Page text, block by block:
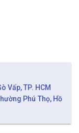
Vấp, TP. HCM
Phú Thọ, Hồ